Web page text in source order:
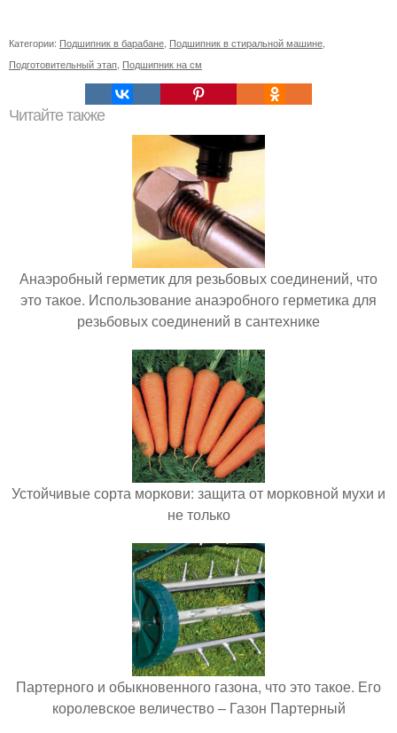
Категории: Подшипник в барабане Подшипник в стиральной машине
Подготовительный этап Подшипник на см
Читайте также
Анаэробный герметик для резьбовых соединений, что
это такое. Использование анаэробного герметика для
резьбовых соединений в сантехнике
Устойчивые сорта моркови: защита от морковной мухи и
не только
Партерного и обыкновенного газона, что это такое. Его
королевское величество – Газон Партерный